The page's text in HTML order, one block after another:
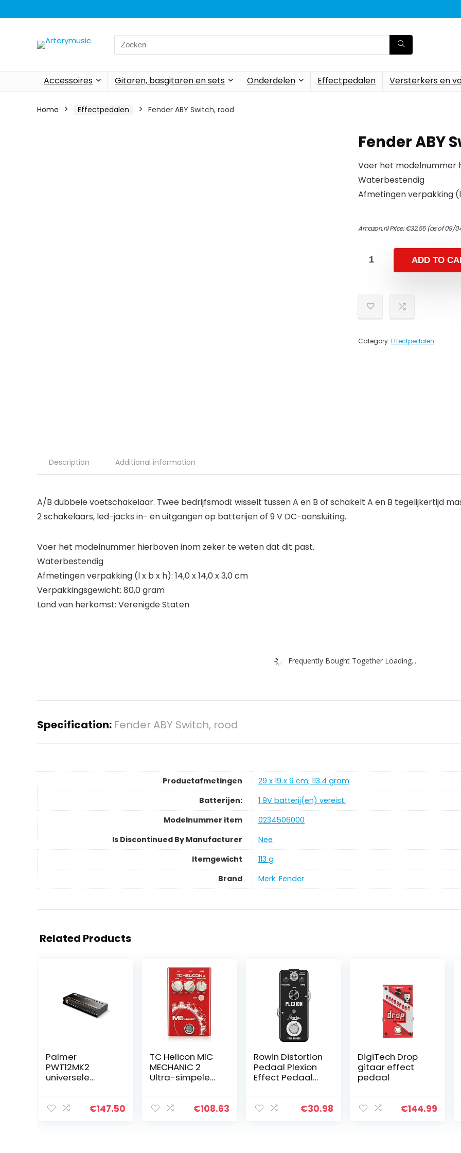
Search
for:
Accessoires Gitaren, basgitaren en sets Onderdelen Effectpedalen Versterkers en
Home Effectpedalen Fender ABY Switch, rood
Fender ABY
Voer het modelnummer
Waterbestendig
Afmetingen verpakking (l
Amazon.nl Price:€32.55(as of 09/
ADD TO
Category: Effectpedalen
Description Additional information
A/B dubbele voetschakelaar. Twee bedrijfsmodi: wisselt tussen A en B of schakelt A en B tegelijkertijd
2 schakelaars, led-jacks in- en uitgangen op batterijen of 9 V DC-aansluiting.
Voer het modelnummer hierboven inom zeker te weten dat dit past.
Waterbestendig
Afmetingen verpakking (l x b x h): 14,0 x 14,0 x 3,0 cm
Verpakkingsgewicht: 80,0 gram
Land van herkomst: Verenigde Staten
Frequently Bought Together Loading...
Specification: Fender ABY Switch, rood
Productafmetingen
‎29 x 19 x 9 cm; 113.4 gram
Batterijen:
‎1 9V batterij(en) vereist.
Modelnummer item
‎0234506000
Is Discontinued By Manufacturer
‎Nee
Itemgewicht
‎113 g
Brand
Merk: Fender
Related Products
Palmer
PWT12MK2
universele
€147.50
TC Helicon MIC
MECHANIC 2
Ultra-simpele
stompbox met
€108.63
Rowin Distortion
Pedaal Plexion
Effect Pedaal
en normale€30.98
DigiTech Drop
gitaar effect
pedaal
€144.99